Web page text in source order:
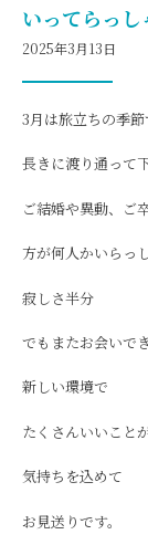
いってらっし
2025年3月13日
3月は旅立ちの季節
長きに渡り通って
ご結婚や異動、ご
方が何人かいらっ
寂しさ半分
でもまたお会いで
新しい環境で
たくさんいいこと
気持ちを込めて
お見送りです。